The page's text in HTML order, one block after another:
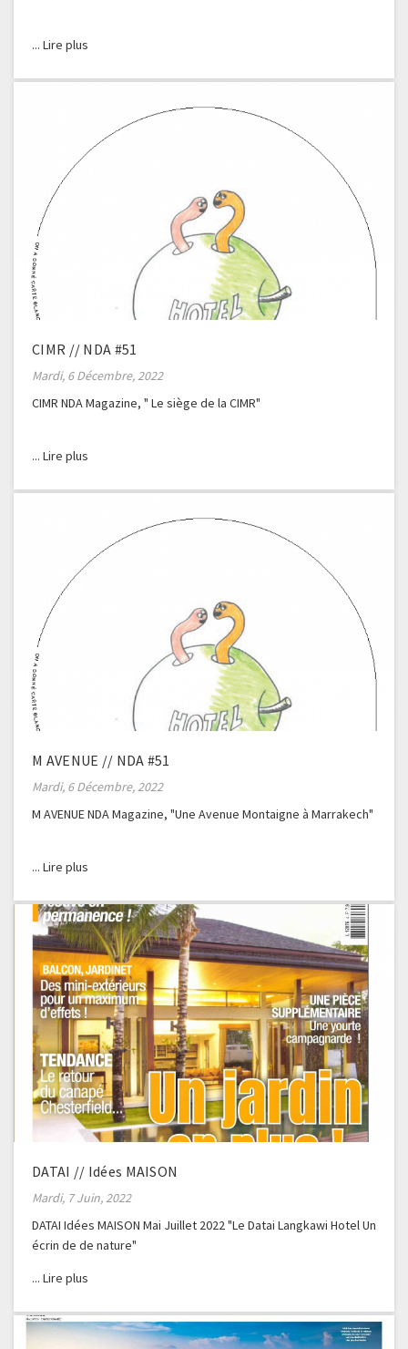
CIMR // NDA #51
Mardi, 6 Décembre, 2022
CIMR NDA Magazine, " Le siège de la CIMR"
M AVENUE // NDA #51
Mardi, 6 Décembre, 2022
M AVENUE NDA Magazine, "Une Avenue Montaigne à Marrakech"
DATAI // Idées MAISON
Mardi, 7 Juin, 2022
DATAI Idées MAISON Mai Juillet 2022 "Le Datai Langkawi Hotel Un
écrin de de nature"